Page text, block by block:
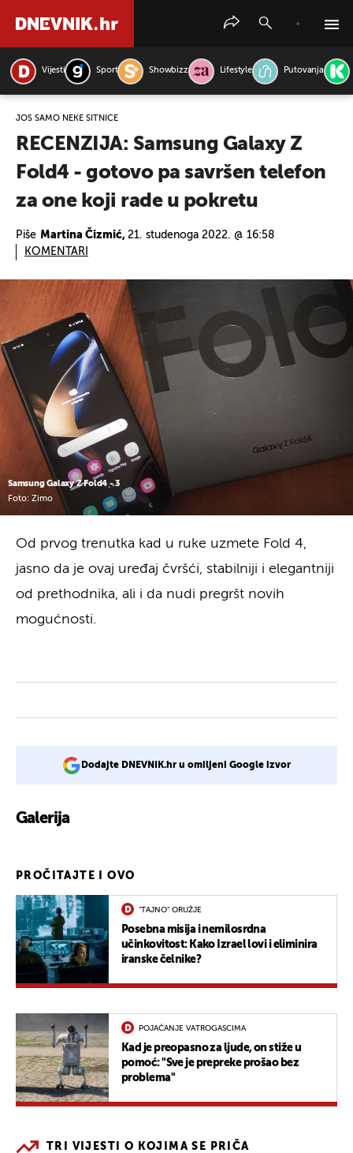
Vijesti Sport Showbizz Lifestyle Putovanja
JOŠ SAMO NEKE SITNICE
RECENZIJA: Samsung Galaxy Z
Fold4 - gotovo pa savršen telefon
za one koji rade u pokretu
Piše Martina Čizmić, 21. studenoga 2022. @ 16:58
KOMENTARI
Samsung Galaxy Z Fold4 - 3
Foto: Zimo
Od prvog trenutka kad u ruke uzmete Fold 4,
jasno da je ovaj uređaj čvršći, stabilniji i elegantniji
od prethodnika, ali i da nudi pregršt novih
mogućnosti.
Dodajte DNEVNIK.hr u omiljeni Google izvor
Galerija
PROČITAJTE I OVO
"TAJNO" ORUŽJE
Posebna misija i nemilosrdna
učinkovitost: Kako Izrael lovi i eliminira
iranske čelnike?
POJAČANJE VATROGASCIMA
Kad je preopasno za ljude, on stiže u
pomoć: "Sve je prepreke prošao bez
problema"
TRI VIJESTI O KOJIMA SE PRIČA
PRETRAŽITE VIJESTI